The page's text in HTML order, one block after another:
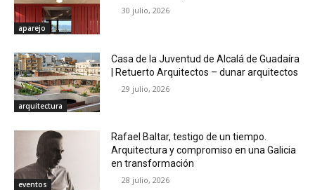
aparejo
30 julio, 2026
arquitectura
Casa de la Juventud de Alcalá de Guadaíra
| Retuerto Arquitectos – dunar arquitectos
29 julio, 2026
eventos
Rafael Baltar, testigo de un tiempo.
Arquitectura y compromiso en una Galicia
en transformación
28 julio, 2026